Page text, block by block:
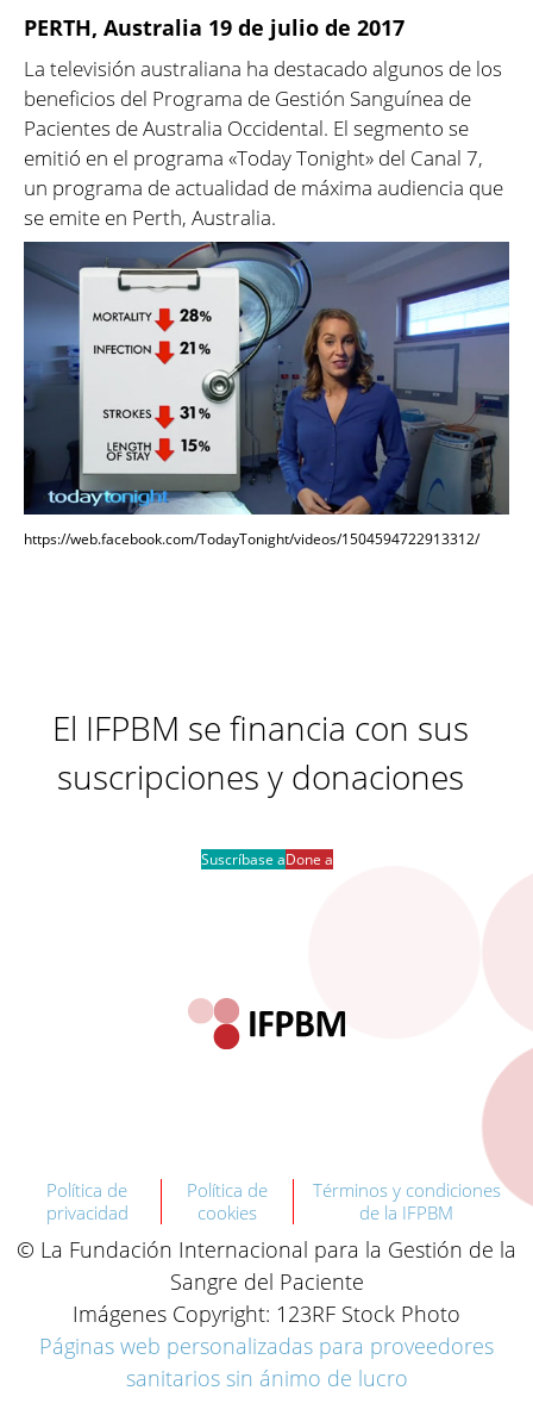
PERTH, Australia 19 de julio de 2017
La televisión australiana ha destacado algunos de los
beneficios del Programa de Gestión Sanguínea de
Pacientes de Australia Occidental. El segmento se
emitió en el programa «Today Tonight» del Canal 7,
un programa de actualidad de máxima audiencia que
se emite en Perth, Australia.
https://web.facebook.com/TodayTonight/videos/1504594722913312/
El IFPBM se financia con sus
suscripciones y donaciones
Suscríbase aDone a
Política de
privacidad
Política de
cookies
Términos y condiciones
de la IFPBM
© La Fundación Internacional para la Gestión de la
Sangre del Paciente
Imágenes Copyright: 123RF Stock Photo
Páginas web personalizadas para proveedores
sanitarios sin ánimo de lucro